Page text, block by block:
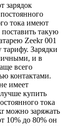
зарядок
тока имеют
такую
Zeekr 001
Зарядки
и в
всего
контактами.
имеет
лучше купить
тока
можно заряжать
10% до 80% он